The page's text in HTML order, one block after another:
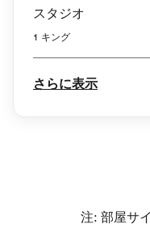
スタジオ
1 キング
さらに表示
注: 部屋サ